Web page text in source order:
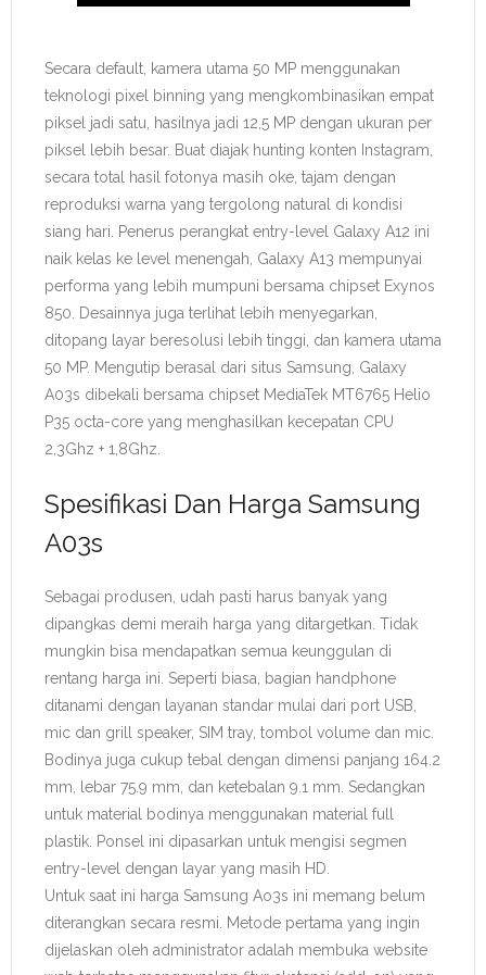
Secara default, kamera utama 50 MP menggunakan
teknologi pixel binning yang mengkombinasikan empat
piksel jadi satu, hasilnya jadi 12,5 MP dengan ukuran per
piksel lebih besar. Buat diajak hunting konten Instagram,
secara total hasil fotonya masih oke, tajam dengan
reproduksi warna yang tergolong natural di kondisi
siang hari. Penerus perangkat entry-level Galaxy A12 ini
naik kelas ke level menengah, Galaxy A13 mempunyai
performa yang lebih mumpuni bersama chipset Exynos
850. Desainnya juga terlihat lebih menyegarkan,
ditopang layar beresolusi lebih tinggi, dan kamera utama
50 MP. Mengutip berasal dari situs Samsung, Galaxy
A03s dibekali bersama chipset MediaTek MT6765 Helio
P35 octa-core yang menghasilkan kecepatan CPU
2,3Ghz + 1,8Ghz.
Spesifikasi Dan Harga Samsung
A03s
Sebagai produsen, udah pasti harus banyak yang
dipangkas demi meraih harga yang ditargetkan. Tidak
mungkin bisa mendapatkan semua keunggulan di
rentang harga ini. Seperti biasa, bagian handphone
ditanami dengan layanan standar mulai dari port USB,
mic dan grill speaker, SIM tray, tombol volume dan mic.
Bodinya juga cukup tebal dengan dimensi panjang 164.2
mm, lebar 75.9 mm, dan ketebalan 9.1 mm. Sedangkan
untuk material bodinya menggunakan material full
plastik. Ponsel ini dipasarkan untuk mengisi segmen
entry-level dengan layar yang masih HD.
Untuk saat ini harga Samsung Ao3s ini memang belum
diterangkan secara resmi. Metode pertama yang ingin
dijelaskan oleh administrator adalah membuka website